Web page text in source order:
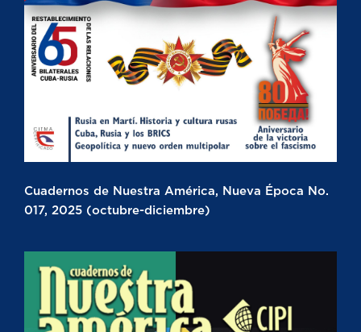
Cuadernos de Nuestra América, Nueva Época No.
017, 2025 (octubre-diciembre)